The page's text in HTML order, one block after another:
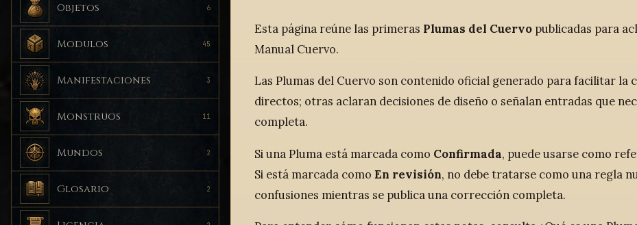
Objetos 6
Modulos 45
Manifestaciones 3
Monstruos 11
Mundos 2
Glosario 2
Esta página reúne las primeras Plumas del Cuervopublicadas para
Manual Cuervo.
Las Plumas del Cuervo son contenido oficial generado para facilitar
directos; otras aclaran decisiones de diseño o señalan entradas que
completa.
Si una Pluma está marcada como Confirmada, puede usarse como
Si está marcada como En revisión, no debe tratarse como una regla
confusiones mientras se publica una corrección completa.